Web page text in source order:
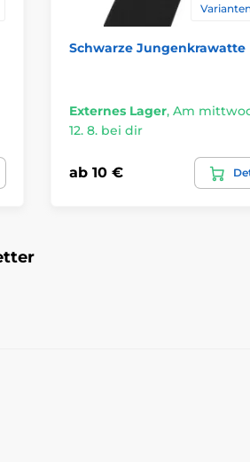
Schwarze Jungenkrawatte
Externes Lager, Am
12. 8. bei dir
ab 10 €